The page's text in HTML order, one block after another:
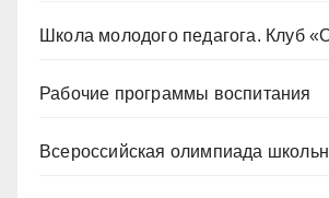
Школа молодого педагога. Клуб
Рабочие программы воспитания
Всероссийская олимпиада